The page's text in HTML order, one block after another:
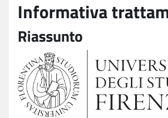
Informativa
Riassunto